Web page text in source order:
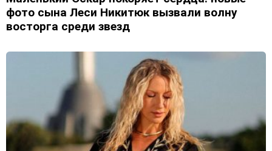
фото сына Леси Никитюк вызвали волну
восторга среди звезд